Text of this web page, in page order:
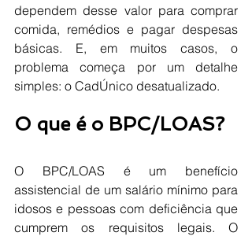
dependem desse valor para comprar
comida, remédios e pagar despesas
básicas. E, em muitos casos, o
problema começa por um detalhe
simples: o CadÚnico desatualizado.
O que é o BPC/LOAS?
O BPC/LOAS é um benefício
assistencial de um salário mínimo para
idosos e pessoas com deficiência que
cumprem os requisitos legais. O